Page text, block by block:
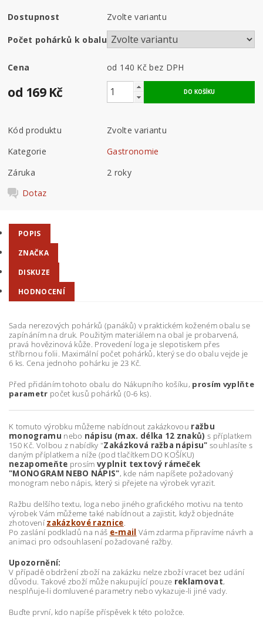
Dostupnost Zvolte variantu
Počet pohárků k obalu
Cena od 140 Kčbez DPH
od 169 Kč
Kód produktu
Zvolte variantu
Kategorie
Gastronomie
Záruka
2 roky
Dotaz
POPIS
ZNAČKA
DISKUZE
HODNOCENÍ
Sada nerezových pohárků (panáků) v praktickém koženém obalu se
zapínáním na druk. Použitým materiálem na obal je probarvená,
pravá hovězinová kůže. Provedení loga je slepotiskem přes
stříbrnou folii. Maximální počet pohárků, který se do obalu vejde je
6 ks. Cena jednoho pohárku je 23 Kč.
Před přidáním tohoto obalu do Nákupního košíku, prosím vyplňte
parametr počet kusů pohárků (0-6 ks).
K tomuto výrobku můžeme nabídnout zakázkovou ražbu
monogramu nebo nápisu (max. délka 12 znaků)s příplatkem
150 Kč. Volbou z nabídky "Zakázková ražba nápisu"souhlasíte s
daným příplatkem a níže (pod tlačítkem DO KOŠÍKU)
nezapomeňte prosím vyplnit textový rámeček
"MONOGRAM NEBO NÁPIS", kde nám napíšete požadovaný
monogram nebo nápis, který si přejete na výrobek vyrazit.
Ražbu delšího textu, loga nebo jiného grafického motivu na tento
výrobek Vám můžeme také nabídnout a zajistit, když objednáte
zhotovení zakázkové raznice.
Po zaslání podkladů na náš e-mail Vám zdarma připravíme návrh a
animaci pro odsouhlasení požadované ražby.
Upozornění:
V případě obdržení zboží na zakázku nelze zboží vracet bez udání
důvodu. Takové zboží může nakupující pouze reklamovat,
nesplňuje-li domluvené parametry nebo vykazuje-li jiné vady.
Buďte první, kdo napíše příspěvek k této položce.